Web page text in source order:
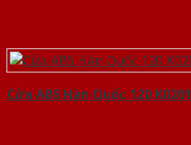
Cửa ABS Hàn Quốc 120 K0201